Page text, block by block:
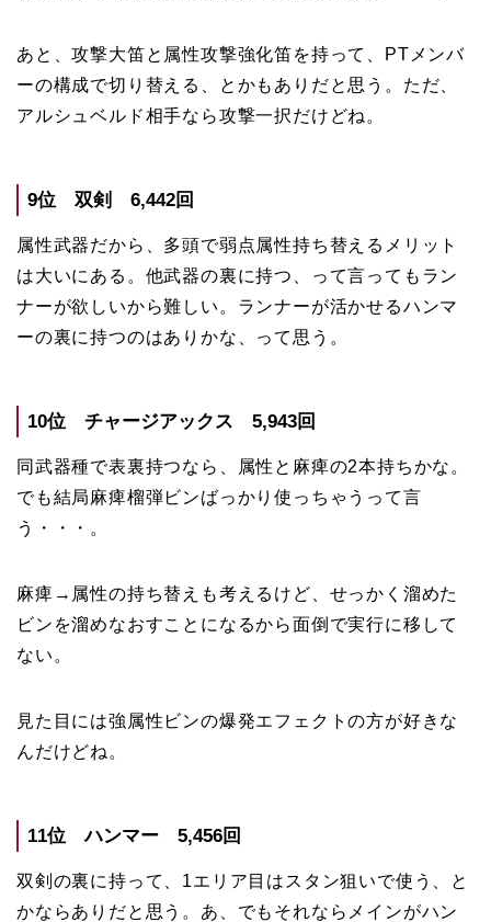
あと、攻撃大笛と属性攻撃強化笛を持って、PTメンバ
ーの構成で切り替える、とかもありだと思う。ただ、
アルシュベルド相手なら攻撃一択だけどね。
9位 双剣 6,442回
属性武器だから、多頭で弱点属性持ち替えるメリット
は大いにある。他武器の裏に持つ、って言ってもラン
ナーが欲しいから難しい。ランナーが活かせるハンマ
ーの裏に持つのはありかな、って思う。
10位 チャージアックス 5,943回
同武器種で表裏持つなら、属性と麻痺の2本持ちかな。
でも結局麻痺榴弾ビンばっかり使っちゃうって言
う・・・。
麻痺→属性の持ち替えも考えるけど、せっかく溜めた
ビンを溜めなおすことになるから面倒で実行に移して
ない。
見た目には強属性ビンの爆発エフェクトの方が好きな
んだけどね。
11位 ハンマー 5,456回
双剣の裏に持って、1エリア目はスタン狙いで使う、と
かならありだと思う。あ、でもそれならメインがハン